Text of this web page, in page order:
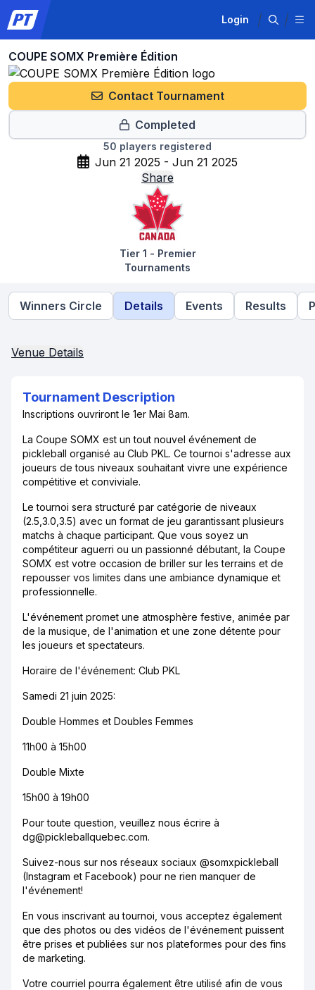
Login
COUPE SOMX Première Édition
Contact Tournament
Completed
50 players registered
Jun 21 2025 - Jun 21 2025
Share
Tier 1 - Premier
Tournaments
Winners Circle Details Events Results
Venue Details
Tournament Description
Inscriptions ouvriront le 1er Mai 8am.
La Coupe SOMX est un tout nouvel événement de
pickleball organisé au Club PKL. Ce tournoi s'adresse aux
joueurs de tous niveaux souhaitant vivre une expérience
compétitive et conviviale.
Le tournoi sera structuré par catégorie de niveaux
(2.5,3.0,3.5) avec un format de jeu garantissant plusieurs
matchs à chaque participant. Que vous soyez un
compétiteur aguerri ou un passionné débutant, la Coupe
SOMX est votre occasion de briller sur les terrains et de
repousser vos limites dans une ambiance dynamique et
professionnelle.
L'événement promet une atmosphère festive, animée par
de la musique, de l'animation et une zone détente pour
les joueurs et spectateurs.
Horaire de l'événement: Club PKL
Samedi 21 juin 2025:
Double Hommes et Doubles Femmes
11h00 à 15h00
Double Mixte
15h00 à 19h00
Pour toute question, veuillez nous écrire à
dg@pickleballquebec.com.
Suivez-nous sur nos réseaux sociaux @somxpickleball
(Instagram et Facebook) pour ne rien manquer de
l'événement!
En vous inscrivant au tournoi, vous acceptez également
que des photos ou des vidéos de l'événement puissent
être prises et publiées sur nos plateformes pour des fins
de marketing.
Votre courriel pourra également être utilisé afin de vous